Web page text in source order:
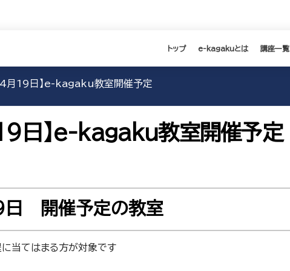
トップ e-kagakuとは 講座一覧
4月19日】e-kagaku教室開催予定
日】e-kagaku教室開催予定
日 開催予定の教室
当てはまる方が対象です